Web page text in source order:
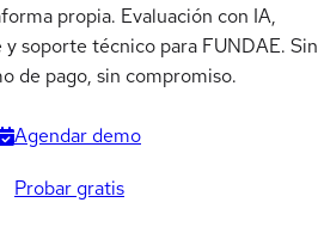
propia. Evaluación con IA,
soporte técnico para FUNDAE. Sin
de pago, sin compromiso.
Agendar demo
Probar gratis